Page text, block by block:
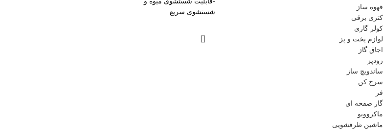
قهوه ساز
کتری برقی
کولر گازی
لوازم پخت و پز
اجاق گاز
زودپز
ساندویچ ساز
سرخ کن
فر
گاز صفحه ای
ماکروویو
ماشین ظرفشویی
شستشوی سریع